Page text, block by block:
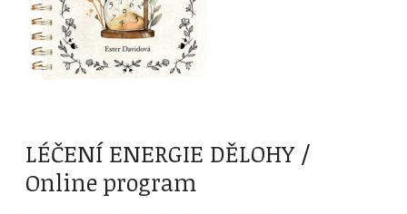
LÉČENÍ ENERGIE DĚLOHY /
Online program